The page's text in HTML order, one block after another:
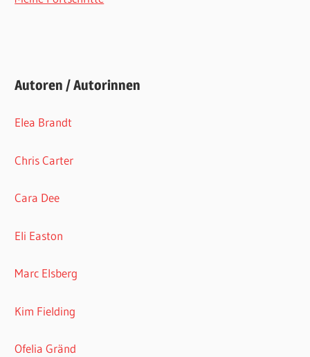
Autoren / Autorinnen
Elea Brandt
Chris Carter
Cara Dee
Eli Easton
Marc Elsberg
Kim Fielding
Ofelia Gränd